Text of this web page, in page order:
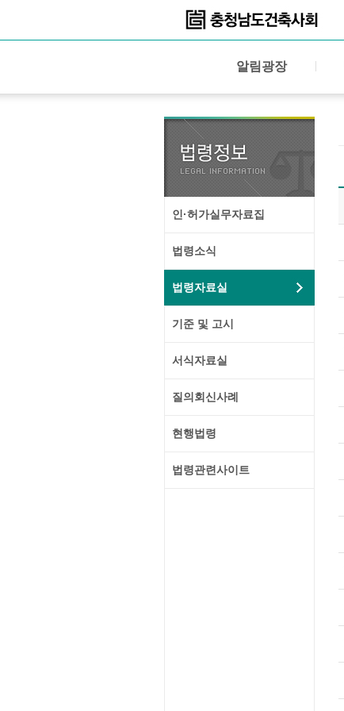
알림광장
인·허가실무자료집
법령소식
법령자료실
기준 및 고시
서식자료실
질의회신사례
현행법령
법령관련사이트